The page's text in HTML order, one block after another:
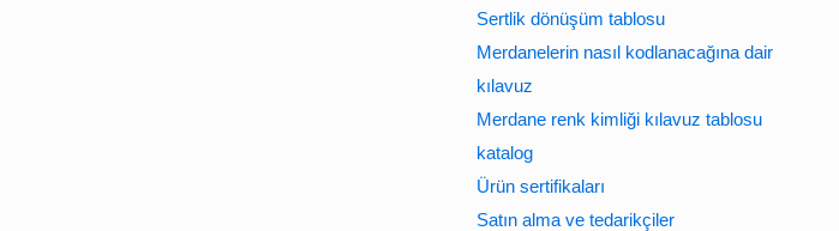
Sertlik dönüşüm tablosu
Merdanelerin nasıl kodlanacağına dair
kılavuz
Merdane renk kimliği kılavuz tablosu
katalog
Ürün sertifikaları
Satın alma ve tedarikçiler